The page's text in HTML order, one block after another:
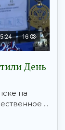
16
День
на
...